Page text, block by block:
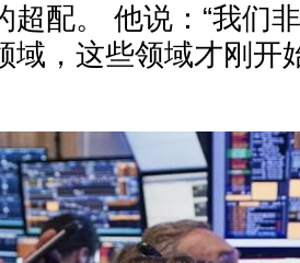
超配。 他说：“我们
域，这些领域才刚开